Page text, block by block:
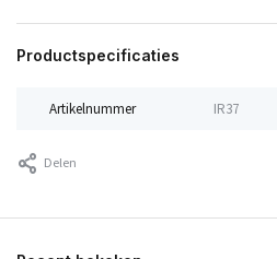
Productspecificaties
Artikelnummer IR37
Delen